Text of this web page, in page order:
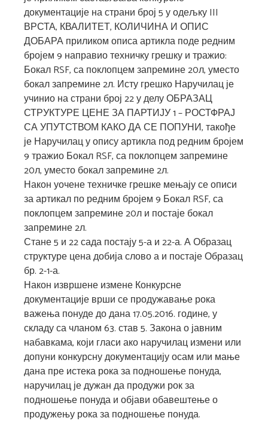
документације на страни број 5 у одељку III
ВРСТА, КВАЛИТЕТ, КОЛИЧИНА И ОПИС
ДОБАРА приликом описа артикла поде редним
бројем 9 направио техничку грешку и тражио:
Бокал RSF, са поклопцем запремине 20л, уместо
бокал запремине 2л. Исту грешко Наручилац је
учинио на страни број 22 у делу ОБРАЗАЦ
СТРУКТУРЕ ЦЕНЕ ЗА ПАРТИЈУ 1 – РОСТФРАЈ
СА УПУТСТВОМ КАКО ДА СЕ ПОПУНИ, такође
је Наручилац у опису артикла под редним бројем
9 тражио Бокал RSF, са поклопцем запремине
20л, уместо бокал запремине 2л.
Након уочене техничке грешке мењају се описи
за артикал по редним бројем 9 Бокал RSF, са
поклопцем запремине 20л и постаје бокал
запремине 2л.
Стане 5 и 22 сада постају 5-а и 22-а. А Образац
структуре цена добија слово а и постаје Образац
бр. 2-1-а.
Након извршене измене Конкурсне
документације врши се продужавање рока
важења понуде до дана 17.05.2016. године, у
складу са чланом 63. став 5. Закона о јавним
набавкама, који гласи ако наручилац измени или
допуни конкурсну документацију осам или мање
дана пре истека рока за подношење понуда,
наручилац је дужан да продужи рок за
подношење понуда и објави обавештење о
продужењу рока за подношење понуда.